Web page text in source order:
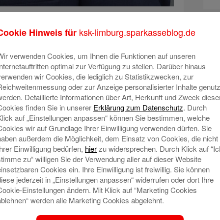
Chefvolkswirt der DekaBank
Lage im Nahen und Mittleren Osten dominieren
Da der Iran nicht nur ein großes
Transportwege kontrolliert, schwingt an
dass eine weitere Eskalation mit belastenden
einhergehen würde. Entsprechend sensibel
sondern auch die globalen Risikomärkte auf die
sind die Märkte weiterhin dabei,
Zölle und Handelsbeschränkungen
die Weltwirtschaft diese Belastungen deutlich
Ausblick stehen die Zeichen grundsätzlich auf
Ergebnis der Handelsgespräche zwischen
Hinweis für ksk-limburg.sparkasseblog.de
verwenden Cookies, um Ihnen die Funktionen auf unseren
optimal zur Verfügung zu stellen. Darüber hinaus
wir Cookies, die lediglich zu Statistikzwecken, zur
oder zur Anzeige personalisierter Inhalte
Detaillierte Informationen über Art, Herkunft und Zweck
finden Sie in unserer Erklärung zum Datenschutz. Durch
auf „Einstellungen anpassen“ können Sie bestimmen, welche
wir auf Grundlage Ihrer Einwilligung verwenden dürfen. Sie
außerdem die Möglichkeit, dem Einsatz von Cookies, die nicht
Einwilligung bedürfen, hierzu widersprechen. Durch Klick auf
zu“ willigen Sie der Verwendung aller auf dieser Website
Cookies ein. Ihre Einwilligung ist freiwillig. Sie können
jederzeit in „Einstellungen anpassen“ widerrufen oder dort Ihre
Einstellungen ändern. Mit Klick auf “Marketing Cookies
werden alle Marketing Cookies abgelehnt.